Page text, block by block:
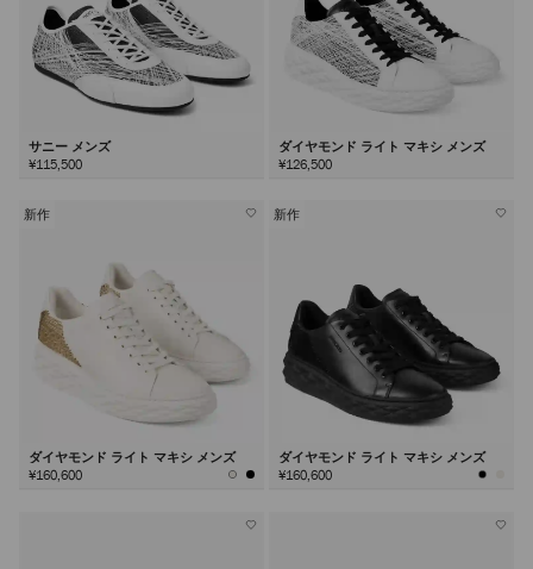
サニー メンズ
¥115,500
ダイヤモンド ライト マキシ メンズ
¥126,500
新作
ダイヤモンド ライト マキシ メンズ
¥160,600
新作
ダイヤモンド ライト マキシ メンズ
¥160,600